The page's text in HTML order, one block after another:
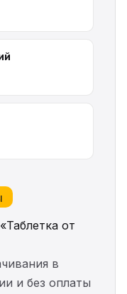
от
в
и без оплаты